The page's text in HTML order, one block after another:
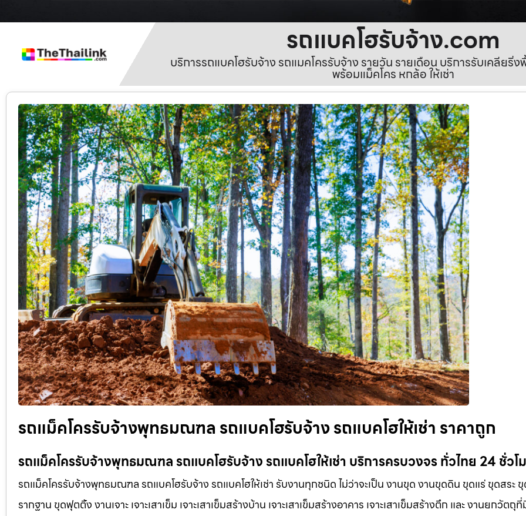
รถแบคโฮรับจ้าง.com
บริการรถแบคโฮรับจ้าง รถแมคโครรับจ้าง รายวัน รายเดือน บริการรับเคลีย
พร้อมแม็คโคร หกล้อ ให้เช่า
รถแม็คโครรับจ้างพุทธมณฑล รถแบคโฮรับจ้าง รถแบคโฮให้เช่า ราคาถูก
รถแม็คโครรับจ้างพุทธมณฑล รถแบคโฮรับจ้าง รถแบคโฮให้เช่า บริการครบวงจร ทั่วไทย 24 ชั่วโ
รถแม็คโครรับจ้างพุทธมณฑล รถแบคโฮรับจ้าง รถแบคโฮให้เช่า รับงานทุกชนิด ไม่ว่าจะเป็น งานขุด งานขุดดิน ขุดแร่ ขุดสระ
รากฐาน ขุดฟุตติ้ง งานเจาะ เจาะเสาเข็ม เจาะเสาเข็มสร้างบ้าน เจาะเสาเข็มสร้างอาคาร เจาะเสาเข็มสร้างตึก และ งานยกวัตถุ